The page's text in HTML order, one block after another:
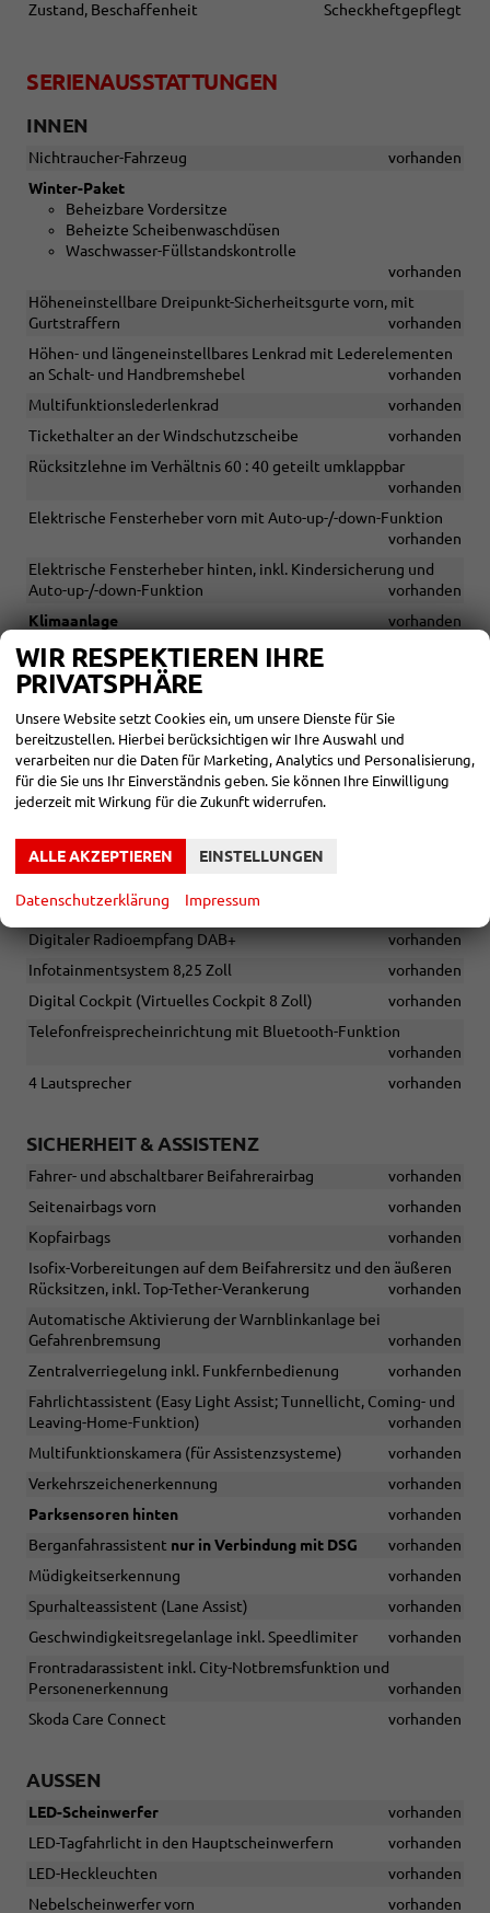
Zustand, Beschaffenheit
Scheckheftgepflegt
SERIENAUSSTATTUNGEN
INNEN
Nichtraucher-Fahrzeug
vorhanden
Winter-Paket
Beheizbare Vordersitze
Beheizte Scheibenwaschdüsen
Waschwasser-Füllstandskontrolle
vorhanden
Höheneinstellbare Dreipunkt-Sicherheitsgurte vorn, mit
Gurtstraffern
vorhanden
Höhen- und längeneinstellbares Lenkrad mit Lederelementen
an Schalt- und Handbremshebel
vorhanden
Multifunktionslederlenkrad
vorhanden
Tickethalter an der Windschutzscheibe
vorhanden
Rücksitzlehne im Verhältnis 60 : 40 geteilt umklappbar
vorhanden
Elektrische Fensterheber vorn mit Auto-up-/-down-Funktion
vorhanden
Elektrische Fensterheber hinten, inkl. Kindersicherung und
Auto-up-/-down-Funktion
vorhanden
Klimaanlage
vorhanden
Höheneinstellbare Vordersitze
Armaturentafel in Schwarz
Dachhimmel in Grau
vorhanden
Design Selection Studio: Stoffbezüge Studio Schwarz/Grau,
Dekor Grained-Black, Interieurleisten und
Luftausströmerumrandung Schwarz glänzend
vorhanden
INFOTAINMENT & KOMMUNIKATION
2 USB-Anschlüsse vorn (Typ-C)
Digitaler Radioempfang DAB+
vorhanden
Infotainmentsystem 8,25 Zoll
vorhanden
Digital Cockpit (Virtuelles Cockpit 8 Zoll)
vorhanden
Telefonfreisprecheinrichtung mit Bluetooth-Funktion
vorhanden
4 Lautsprecher
vorhanden
SICHERHEIT & ASSISTENZ
Fahrer- und abschaltbarer Beifahrerairbag
vorhanden
Seitenairbags vorn
vorhanden
Kopfairbags
vorhanden
Isofix-Vorbereitungen auf dem Beifahrersitz und den äußeren
Rücksitzen, inkl. Top-Tether-Verankerung
vorhanden
Automatische Aktivierung der Warnblinkanlage bei
Gefahrenbremsung
vorhanden
Zentralverriegelung inkl. Funkfernbedienung
vorhanden
Fahrlichtassistent (Easy Light Assist; Tunnellicht, Coming- und
Leaving-Home-Funktion)
vorhanden
Multifunktionskamera (für Assistenzsysteme)
vorhanden
Verkehrszeichenerkennung
vorhanden
Parksensoren hinten
vorhanden
Berganfahrassistent nur in Verbindung mit DSG
vorhanden
Müdigkeitserkennung
vorhanden
Spurhalteassistent (Lane Assist)
vorhanden
Geschwindigkeitsregelanlage inkl. Speedlimiter
vorhanden
Frontradarassistent inkl. City-Notbremsfunktion und
Personenerkennung
vorhanden
Skoda Care Connect
vorhanden
AUSSEN
LED-Scheinwerfer
vorhanden
LED-Tagfahrlicht in den Hauptscheinwerfern
vorhanden
LED-Heckleuchten
vorhanden
Nebelscheinwerfer vorn
vorhanden
WIR RESPEKTIEREN IHRE
PRIVATSPHÄRE
Unsere Website setzt Cookies ein, um unsere Dienste für Sie
bereitzustellen. Hierbei berücksichtigen wir Ihre Auswahl und
verarbeiten nur die Daten für Marketing, Analytics und Personalisierung,
für die Sie uns Ihr Einverständnis geben. Sie können Ihre Einwilligung
jederzeit mit Wirkung für die Zukunft widerrufen.
ALLE AKZEPTIEREN EINSTELLUNGEN
Datenschutzerklärung Impressum